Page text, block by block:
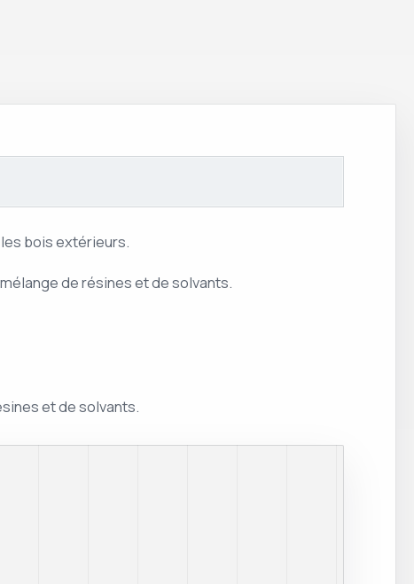
bois extérieurs.
de résines et de solvants.
et de solvants.